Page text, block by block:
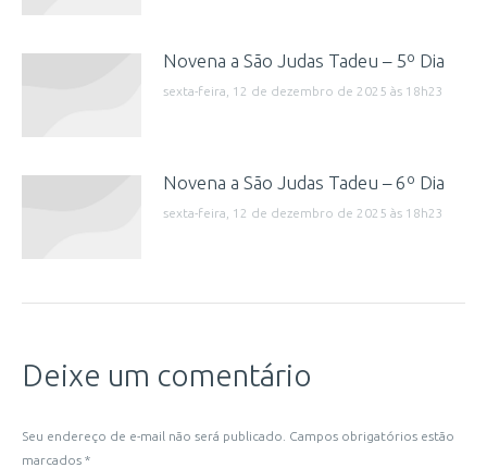
Novena a São Judas Tadeu – 5º Dia
sexta-feira, 12 de dezembro de 2025 às 18h23
Novena a São Judas Tadeu – 6º Dia
sexta-feira, 12 de dezembro de 2025 às 18h23
Deixe um comentário
Seu endereço de e-mail não será publicado. Campos obrigatórios estão
marcados *